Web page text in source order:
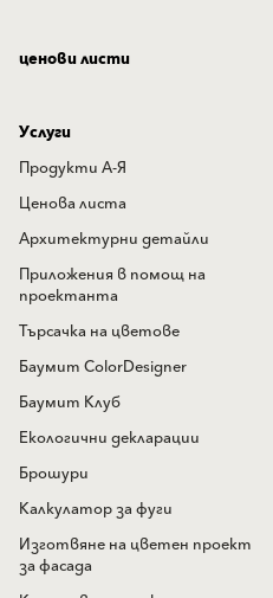
ценови листи
Услуги
Продукти А-Я
Ценова листа
Архитектурни детайли
Приложения в помощ на
проектанта
Търсачка на цветове
Баумит ColorDesigner
Баумит Клуб
Екологични декларации
Брошури
Калкулатор за фуги
Изготвяне на цветен проект
за фасада